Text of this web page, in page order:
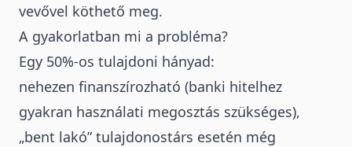
vevővel köthető meg.
A gyakorlatban mi a probléma?
Egy 50%-os tulajdoni hányad:
nehezen finanszírozható (banki hitelhez
gyakran használati megosztás szükséges),
„bent lakó” tulajdonostárs esetén még